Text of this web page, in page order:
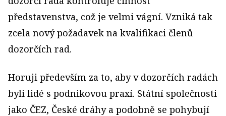
představenstva, což je velmi vágní. Vzniká tak
zcela nový požadavek na kvalifikaci členů
dozorčích rad.
Horuji především za to, aby v dozorčích radách
byli lidé s podnikovou praxí. Státní společnosti
jako ČEZ, České dráhy a podobně se pohybují